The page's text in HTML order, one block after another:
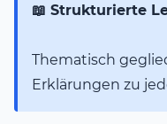
📖 Strukturierte
Thematisch
Erklärungen zu